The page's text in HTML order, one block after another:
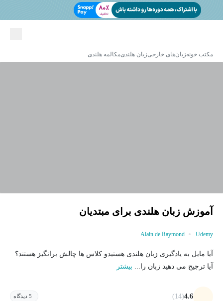
مکتب خونهزبان‌های خارجیزبان هلندیمکالمه هلندی
آموزش زبان هلندی برای مبتدیان
Udemy
Alain de Raymond
آیا مایل به یادگیری زبان هلندی هستیدو کلاس ها چالش برانگیز هستند؟
آیا ترجیح می دهید زبان را... بیشتر
4.6
(14) 5 دیدگاه